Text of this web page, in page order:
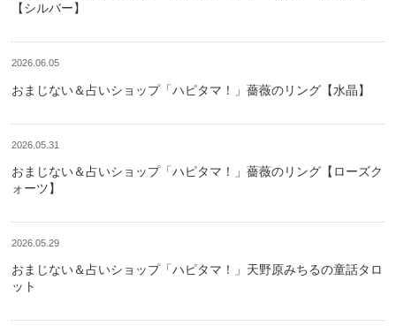
【シルバー】
2026.06.05
おまじない＆占いショップ「ハピタマ！」薔薇のリング【水晶】
2026.05.31
おまじない＆占いショップ「ハピタマ！」薔薇のリング【ローズク
ォーツ】
2026.05.29
おまじない＆占いショップ「ハピタマ！」天野原みちるの童話タロ
ット